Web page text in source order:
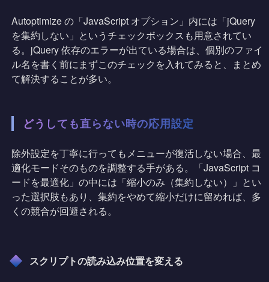
Autoptimize の「JavaScript オプション」内には「jQuery
を集約しない」というチェックボックスも用意されてい
る。jQuery 依存のエラーが出ている場合は、個別のファイ
ル名を書く前にまずこのチェックを入れてみると、まとめ
て解決することが多い。
どうしても直らない時の応用設定
除外設定を丁寧に行ってもメニューが復活しない場合、最
適化モードそのものを調整する手がある。「JavaScript コ
ードを最適化」の中には「縮小のみ（集約しない）」とい
った選択肢もあり、集約をやめて縮小だけに留めれば、多
くの競合が回避される。
スクリプトの読み込み位置を変える